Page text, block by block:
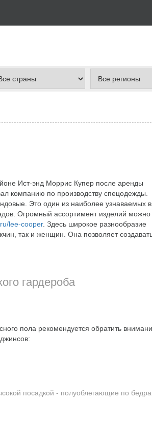
Ист-энд Моррис Купер после аренды
компанию по производству спецодежды.
Это один из наиболее узнаваемых
Огромный ассортимент изделий можно
lee-cooper. Здесь широкое разнообразие
так и женщин. Она позволяет
гардероба
пола рекомендуется обратить
посадкой - полуоблегающие по